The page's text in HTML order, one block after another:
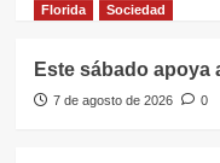
Florida
Sociedad
Este sábado apoya
7 de agosto de 2026 0